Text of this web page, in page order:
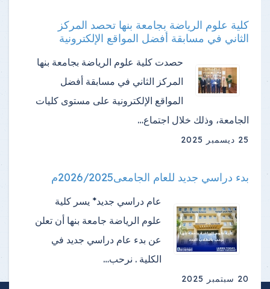
كلية علوم الرياضة بجامعة بنها تحصد المركز
الثاني في مسابقة أفضل المواقع الإلكترونية
حصدت كلية علوم الرياضة بجامعة بنها
المركز الثاني في مسابقة أفضل
المواقع الإلكترونية على مستوى كليات
الجامعة، وذلك خلال اجتماع…
25 ديسمبر 2025
بدء دراسي جديد للعام الجامعى2026/2025م
عام دراسي جديد* يسر كلية
علوم الرياضة جامعة بنها أن تعلن
عن بدء عام دراسي جديد في
الكلية . نرحب…
20 سبتمبر 2025